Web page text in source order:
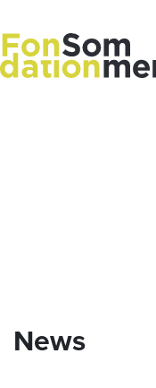
to
content
News